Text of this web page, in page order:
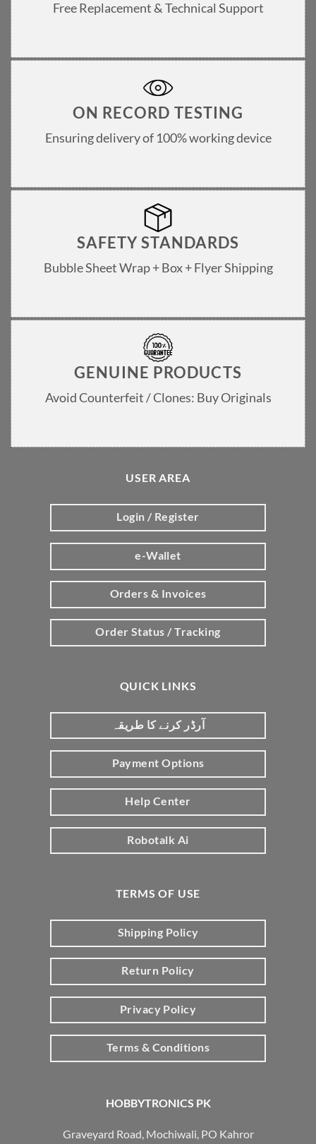
Free Replacement & Technical Support
ON RECORD TESTING
Ensuring delivery of 100% working device
SAFETY STANDARDS
Bubble Sheet Wrap + Box + Flyer Shipping
GENUINE PRODUCTS
Avoid Counterfeit / Clones: Buy Originals
HOBBYTRONICS PK
Graveyard Road, Mochiwali, PO Kahror
USER AREA
Login / Register
e-Wallet
Orders & Invoices
Order Status / Tracking
QUICK LINKS
آرڈر کرنے کا طریقہ
Payment Options
Help Center
Robotalk Ai
TERMS OF USE
Shipping Policy
Return Policy
Privacy Policy
Terms & Conditions